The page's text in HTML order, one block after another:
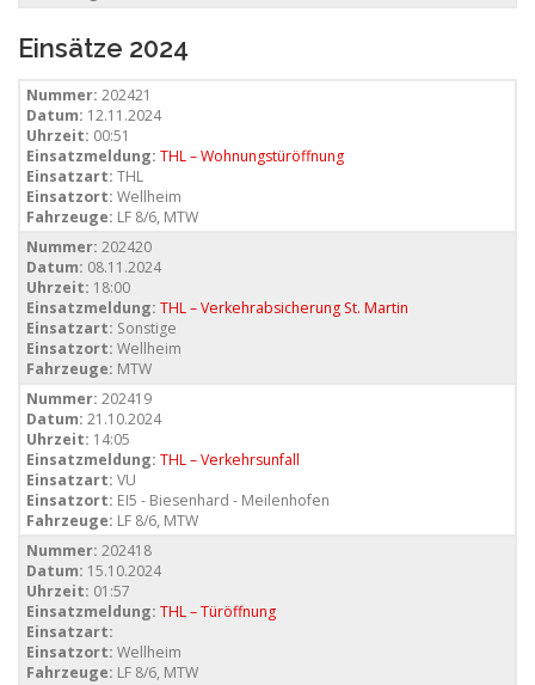
Einsätze 2024
Nummer: 202421
Datum: 12.11.2024
Uhrzeit: 00:51
Einsatzmeldung: THL – Wohnungstüröffnung
Einsatzart: THL
Einsatzort: Wellheim
Fahrzeuge: LF 8/6, MTW
Nummer: 202420
Datum: 08.11.2024
Uhrzeit: 18:00
Einsatzmeldung: THL – Verkehrabsicherung St. Martin
Einsatzart: Sonstige
Einsatzort: Wellheim
Fahrzeuge: MTW
Nummer: 202419
Datum: 21.10.2024
Uhrzeit: 14:05
Einsatzmeldung: THL – Verkehrsunfall
Einsatzart: VU
Einsatzort: EI5 - Biesenhard - Meilenhofen
Fahrzeuge: LF 8/6, MTW
Nummer: 202418
Datum: 15.10.2024
Uhrzeit: 01:57
Einsatzmeldung: THL – Türöffnung
Einsatzart:
Einsatzort: Wellheim
Fahrzeuge: LF 8/6, MTW